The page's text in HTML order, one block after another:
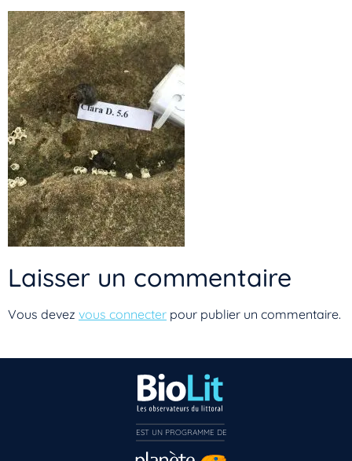
Laisser un commentaire
Vous devez vous connecter pour publier un commentaire.
Vous n’êtes pas encore inscrit à Biolit ?
Inscrivez-vous dès maintenant